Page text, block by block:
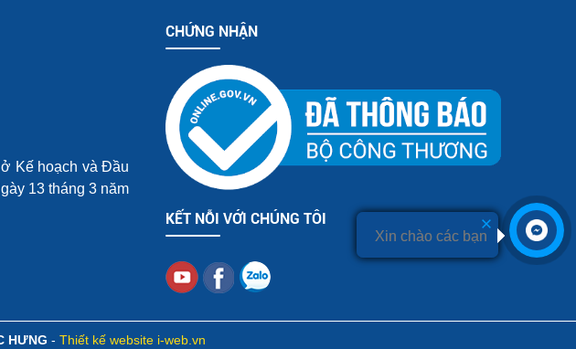
Kế hoạch và Đầu
13 tháng 3 năm
CHỨNG NHẬN
KẾT NỖI VỚI CHÚNG TÔI
HƯNG - Thiết kế website i-web.vn
Xin chào các bạn
Xin chào các bạn